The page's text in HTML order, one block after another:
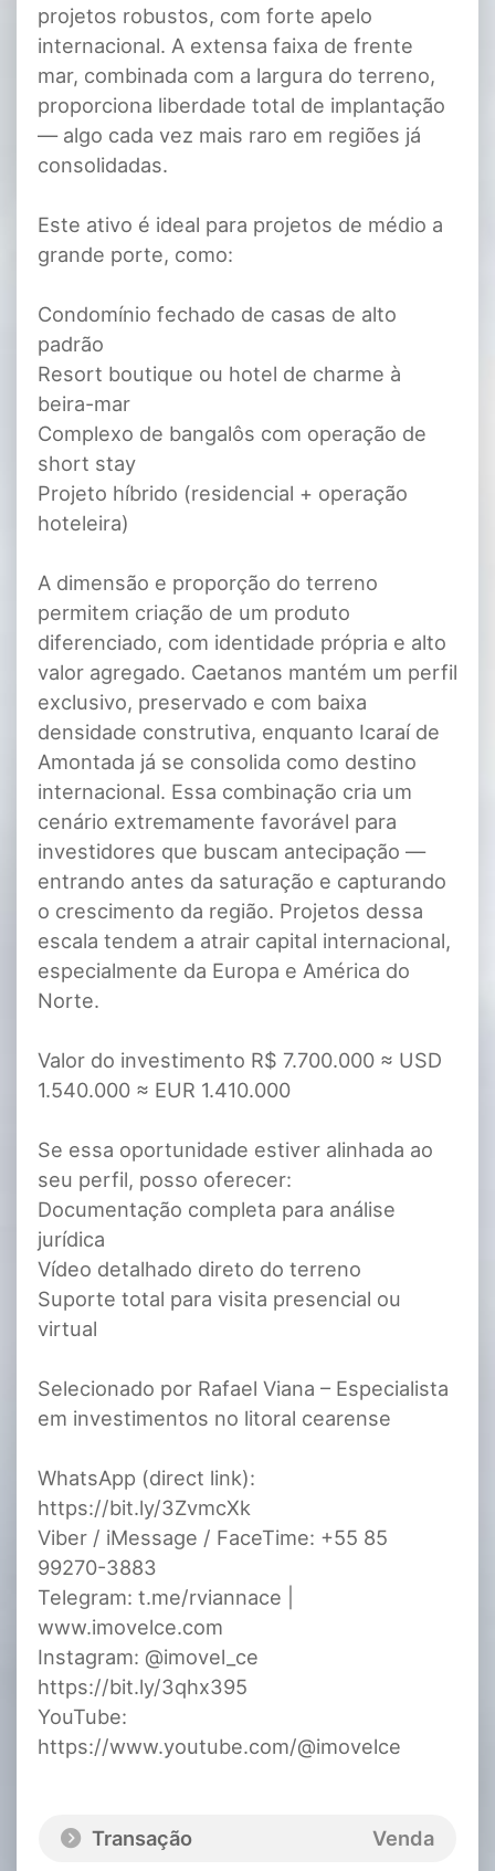
projetos robustos, com forte apelo
internacional. A extensa faixa de frente
mar, combinada com a largura do terreno,
proporciona liberdade total de implantação
— algo cada vez mais raro em regiões já
consolidadas.
Este ativo é ideal para projetos de médio a
grande porte, como:
Condomínio fechado de casas de alto
padrão
Resort boutique ou hotel de charme à
beira-mar
Complexo de bangalôs com operação de
short stay
Projeto híbrido (residencial + operação
hoteleira)
A dimensão e proporção do terreno
permitem criação de um produto
diferenciado, com identidade própria e alto
valor agregado. Caetanos mantém um perfil
exclusivo, preservado e com baixa
densidade construtiva, enquanto Icaraí de
Amontada já se consolida como destino
internacional. Essa combinação cria um
cenário extremamente favorável para
investidores que buscam antecipação —
entrando antes da saturação e capturando
o crescimento da região. Projetos dessa
escala tendem a atrair capital internacional,
especialmente da Europa e América do
Norte.
Valor do investimento R$ 7.700.000 ≈ USD
1.540.000 ≈ EUR 1.410.000
Se essa oportunidade estiver alinhada ao
seu perfil, posso oferecer:
Documentação completa para análise
jurídica
Vídeo detalhado direto do terreno
Suporte total para visita presencial ou
virtual
Selecionado por Rafael Viana – Especialista
em investimentos no litoral cearense
WhatsApp (direct link):
https://bit.ly/3ZvmcXk
Viber / iMessage / FaceTime: +55 85
99270-3883
Telegram: t.me/rviannace |
www.imovelce.com
Instagram: @imovel_ce
https://bit.ly/3qhx395
YouTube:
https://www.youtube.com/@imovelce
Transação Venda